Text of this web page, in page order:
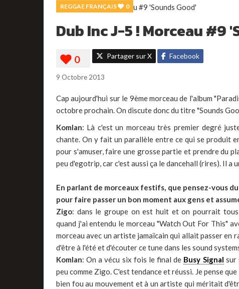
REGGAE FRANÇAIS 0
Dub Inc J-5 ! Morceau #9
Partager sur X Facebook
9 Octobre 2013
Cap aujourd'hui sur le 9ème morceau de l'album
octobre prochain. On discute donc du titre "Sounds
Komlan: Là c'est un morceau très premier degré
chante. On y fait un parallèle entre ce qui se produit
pour s'amuser, faire une grosse partie et prendre du
peu d'egotrip, car c'est aussi ça le dancehall (rires). Il a
En parlant de morceaux festifs, que pensez-vous
pour faire passer un bon moment aux gens et
Zigo: dans le groupe on est huit et on pourrait
quand j'ai entendu le morceau "Watch Out For This"
morceau avec un artiste jamaïcain qui allait passer en
d'être à l'été et d'écouter ce tune dans les sound
Komlan: On a vécu six fois le final de Busy Signal sur
peu comme Zigo. C'est tendance et réussi. Je pense
bien fou au mouvement et à un artiste qui méritait